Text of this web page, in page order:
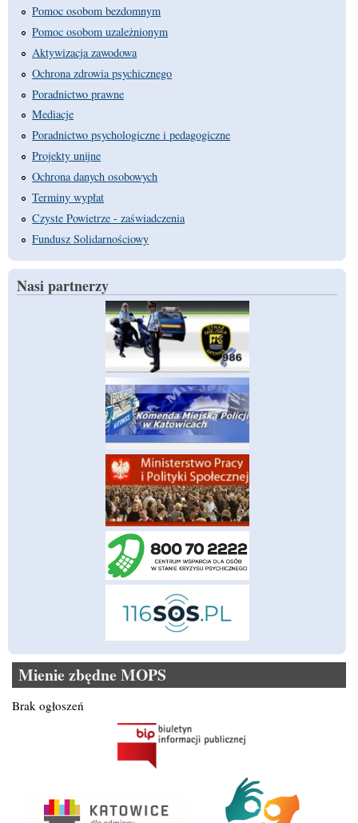
Pomoc osobom bezdomnym
Pomoc osobom uzależnionym
Aktywizacja zawodowa
Ochrona zdrowia psychicznego
Poradnictwo prawne
Mediacje
Poradnictwo psychologiczne i pedagogiczne
Projekty unijne
Ochrona danych osobowych
Terminy wypłat
Czyste Powietrze - zaświadczenia
Fundusz Solidarnościowy
Nasi partnerzy
Mienie zbędne MOPS
Brak ogłoszeń